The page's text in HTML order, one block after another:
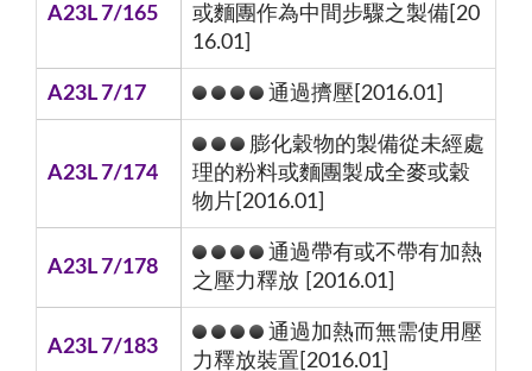
A23L 7/165
或麵團作為中間步驟之製備[20
16.01]
A23L 7/17 通過擠壓[2016.01]
A23L 7/174
膨化穀物的製備從未經處
理的粉料或麵團製成全麥或穀
物片[2016.01]
A23L 7/178
通過帶有或不帶有加熱
之壓力釋放 [2016.01]
A23L 7/183
通過加熱而無需使用壓
力釋放裝置[2016.01]